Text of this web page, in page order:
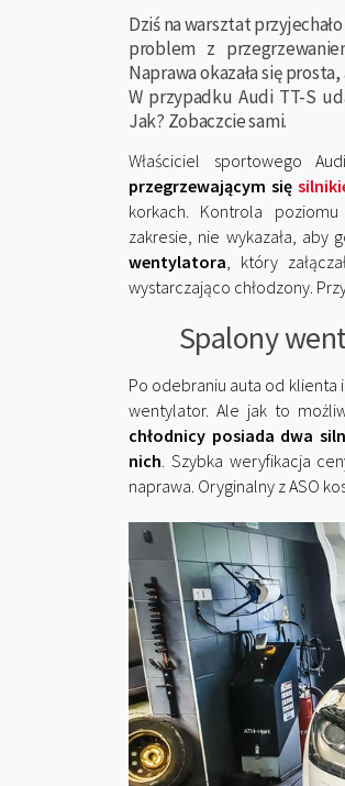
Dziś na warsztat
problem z
Naprawa okazała się
W przypadku Audi TT-S
Jak? Zobaczcie sami.
Właściciel sportowego
przegrzewającym się
korkach. Kontrola poziomu
zakresie, nie wykazała, aby
wentylatora, który
wystarczająco chłodzony.
Spalony
Po odebraniu auta od klienta
wentylator. Ale jak to
chłodnicy posiada dwa
nich. Szybka weryfikacja
naprawa. Oryginalny z ASO